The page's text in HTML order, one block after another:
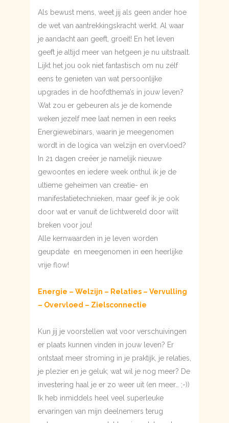
Als bewust mens, weet jij als geen ander hoe
de wet van aantrekkingskracht werkt. Al waar
je aandacht aan geeft, groeit! En het leven
geeft je altijd meer van hetgeen je nu uitstraalt.
Lijkt het jou ook niet fantastisch om nu zélf
eens te genieten van wat persoonlijke
upgrades in de hoofdthema’s in jouw leven?
Wat zou er gebeuren als je de komende
weken jezelf mee laat nemen in een reeks
Energiewebinars, waarin je meegenomen
wordt in de logica van welzijn en overvloed?
In 21 dagen creëer je namelijk nieuwe
gewoontes en iedere week onthul ik je de
ultieme geheimen van creatie- en
manifestatietechnieken, maar geef ik je ook
door wat er vanuit de lichtwereld door wilt
breken voor jou!
Alle kernwaarden in je leven worden
geupdate en meegenomen in een heerlijke
vrije flow!
Energie – Welzijn – Relaties – Vervulling
– Overvloed – Zielsconnectie
Kun jij je voorstellen wat voor verschuivingen
er plaats kunnen vinden in jouw leven? Er
ontstaat meer stroming in je praktijk, je relaties,
je plezier en je geluk; wat wil je nog meer? De
investering haal je er zo weer uit (en meer… ;-))
Ik heb inmiddels heel veel superleuke
ervaringen van mijn deelnemers terug